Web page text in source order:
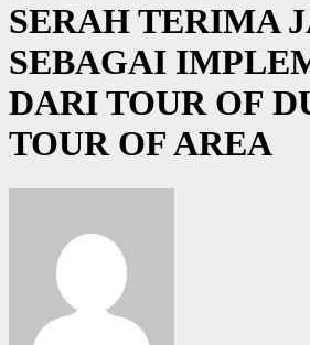
SERAH TERIMA
SEBAGAI
DARI TOUR OF
TOUR OF AREA